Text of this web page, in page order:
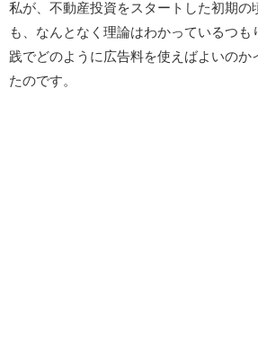
私が、不動産投資をスタートした初期の
も、なんとなく理論はわかっているつも
践でどのように広告料を使えばよいのか
たのです。